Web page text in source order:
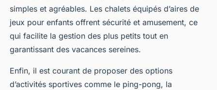
simples et agréables. Les chalets équipés d’aires de
jeux pour enfants offrent sécurité et amusement, ce
qui facilite la gestion des plus petits tout en
garantissant des vacances sereines.
Enfin, il est courant de proposer des options
d’activités sportives comme le ping-pong, la